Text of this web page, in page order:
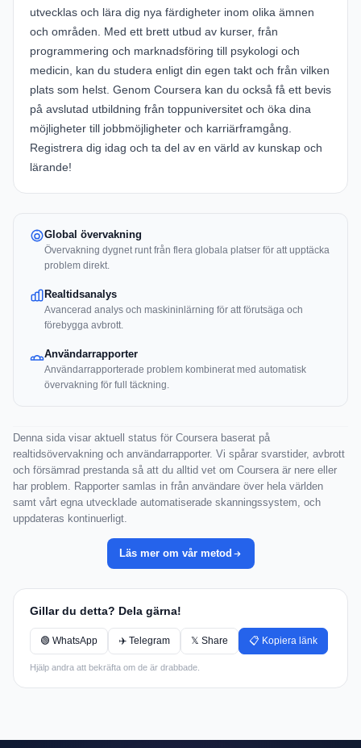
utvecklas och lära dig nya färdigheter inom olika ämnen
och områden. Med ett brett utbud av kurser, från
programmering och marknadsföring till psykologi och
medicin, kan du studera enligt din egen takt och från vilken
plats som helst. Genom Coursera kan du också få ett bevis
på avslutad utbildning från toppuniversitet och öka dina
möjligheter till jobbmöjligheter och karriärframgång.
Registrera dig idag och ta del av en värld av kunskap och
lärande!
Global övervakning
Övervakning dygnet runt från flera globala platser för att upptäcka
problem direkt.
Realtidsanalys
Avancerad analys och maskininlärning för att förutsäga och
förebygga avbrott.
Användarrapporter
Användarrapporterade problem kombinerat med automatisk
övervakning för full täckning.
Denna sida visar aktuell status för Coursera baserat på
realtidsövervakning och användarrapporter. Vi spårar svarstider, avbrott
och försämrad prestanda så att du alltid vet om Coursera är nere eller
har problem. Rapporter samlas in från användare över hela världen
samt vårt egna utvecklade automatiserade skanningssystem, och
uppdateras kontinuerligt.
Läs mer om vår metod
Gillar du detta? Dela gärna!
🟢 WhatsApp ✈️ Telegram 𝕏 Share 📋 Kopiera länk
Hjälp andra att bekräfta om de är drabbade.